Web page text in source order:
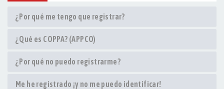
¿Por qué me tengo que registrar?
¿Qué es COPPA? (APPCO)
¿Por qué no puedo registrarme?
Me he registrado ¡y no me puedo identificar!